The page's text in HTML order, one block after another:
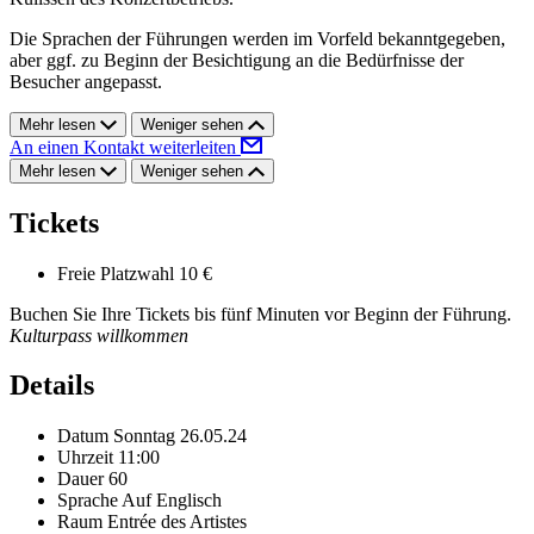
Die Sprachen der Führungen werden im Vorfeld bekanntgegeben,
aber ggf. zu Beginn der Besichtigung an die Bedürfnisse der
Besucher angepasst.
Mehr lesen Weniger sehen
An einen Kontakt weiterleiten
Mehr lesen Weniger sehen
Tickets
Freie Platzwahl 10 €
Buchen Sie Ihre Tickets bis fünf Minuten vor Beginn der Führung.
Kulturpass willkommen
Details
Datum Sonntag 26.05.24
Uhrzeit 11:00
Dauer 60
Sprache Auf Englisch
Raum Entrée des Artistes